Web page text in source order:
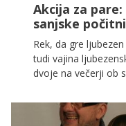
Akcija za
sanjske
Rek, da gre
tudi vajina
dvoje na večerji ob
postelji? A kaj, ko
potem se v naše